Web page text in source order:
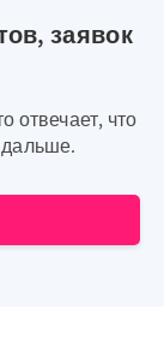
заявок
отвечает, что
дальше.